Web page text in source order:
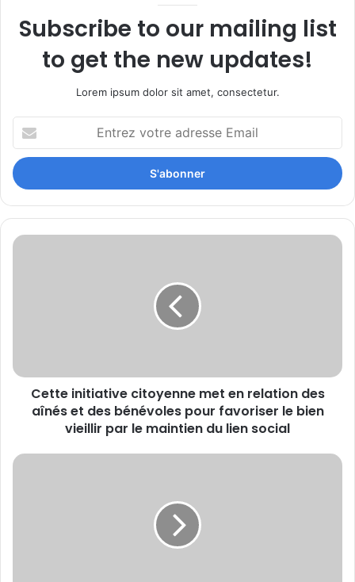
Subscribe to our mailing list
to get the new updates!
Lorem ipsum dolor sit amet, consectetur.
votre
adresse
Email
Cette
et
bénévoles
le
Cette initiative citoyenne met en relation des
aînés et des bénévoles pour favoriser le bien
vieillir par le maintien du lien social
50